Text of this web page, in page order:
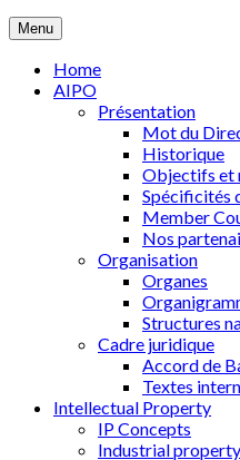
Menu
Home
AIPO
Présentation
Mot du
Historique
Objectifs et
Spécificités
Member
Nos
Organisation
Organes
Structures
Cadre juridique
Accord de
Textes
Intellectual Property
IP Concepts
Industrial property